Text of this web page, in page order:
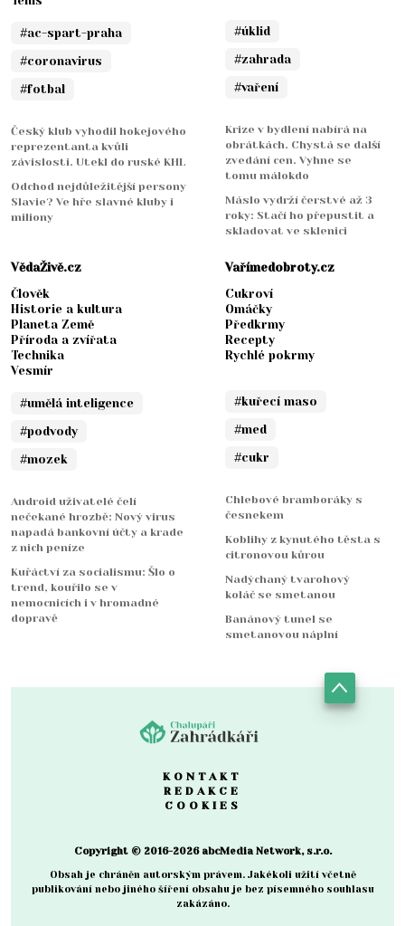
#ac-spart-praha
#coronavirus
#fotbal
Český klub vyhodil hokejového
reprezentanta kvůli
závislosti. Utekl do ruské KHL
Odchod nejdůležitější persony
Slavie? Ve hře slavné kluby i
miliony
#úklid
#zahrada
#vaření
Krize v bydlení nabírá na
obrátkách. Chystá se další
zvedání cen. Vyhne se
tomu málokdo
Máslo vydrží čerstvé až 3
roky: Stačí ho přepustit a
skladovat ve sklenici
VědaŽivě.cz
Člověk
Historie a kultura
Planeta Země
Příroda a zvířata
Technika
Vesmír
#umělá inteligence
#podvody
#mozek
Android uživatelé čelí
nečekané hrozbě: Nový virus
napadá bankovní účty a krade
z nich peníze
Kuřáctví za socialismu: Šlo o
trend, kouřilo se v
nemocnicích i v hromadné
dopravě
Vařímedobroty.cz
Cukroví
Omáčky
Předkrmy
Recepty
Rychlé pokrmy
#kuřecí maso
#med
#cukr
Chlebové bramboráky s
česnekem
Koblihy z kynutého těsta s
citronovou kůrou
Nadýchaný tvarohový
koláč se smetanou
Banánový tunel se
smetanovou náplní
KONTAKT
REDAKCE
COOKIES
Copyright © 2016-2026 abcMedia Network, s.r.o.
Obsah je chráněn autorským právem. Jakékoli užití včetně
publikování nebo jiného šíření obsahu je bez písemného souhlasu
zakázáno.